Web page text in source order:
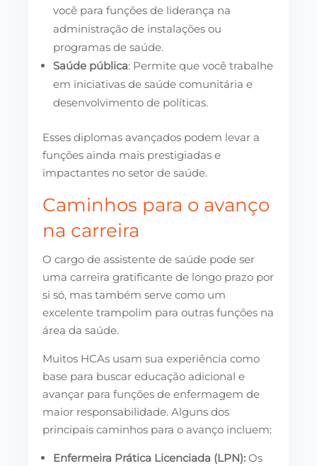
você para funções de liderança na
administração de instalações ou
programas de saúde.
Saúde pública: Permite que você trabalhe
em iniciativas de saúde comunitária e
desenvolvimento de políticas.
Esses diplomas avançados podem levar a
funções ainda mais prestigiadas e
impactantes no setor de saúde.
Caminhos para o avanço
na carreira
O cargo de assistente de saúde pode ser
uma carreira gratificante de longo prazo por
si só, mas também serve como um
excelente trampolim para outras funções na
área da saúde.
Muitos HCAs usam sua experiência como
base para buscar educação adicional e
avançar para funções de enfermagem de
maior responsabilidade. Alguns dos
principais caminhos para o avanço incluem:
Enfermeira Prática Licenciada (LPN): Os